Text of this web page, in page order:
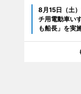
8月15日（土
チ用電動車い
も船長」を実